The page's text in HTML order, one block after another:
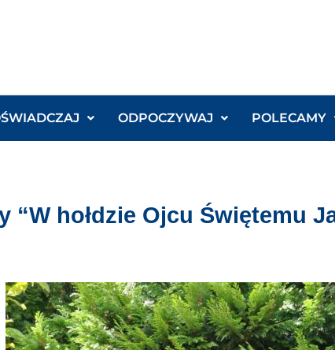
ODPOCZYWAJ POLECAMY
“W hołdzie Ojcu Świętemu